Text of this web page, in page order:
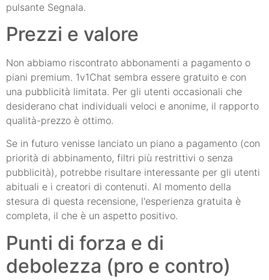
pulsante Segnala.
Prezzi e valore
Non abbiamo riscontrato abbonamenti a pagamento o
piani premium. 1v1Chat sembra essere gratuito e con
una pubblicità limitata. Per gli utenti occasionali che
desiderano chat individuali veloci e anonime, il rapporto
qualità-prezzo è ottimo.
Se in futuro venisse lanciato un piano a pagamento (con
priorità di abbinamento, filtri più restrittivi o senza
pubblicità), potrebbe risultare interessante per gli utenti
abituali e i creatori di contenuti. Al momento della
stesura di questa recensione, l'esperienza gratuita è
completa, il che è un aspetto positivo.
Punti di forza e di
debolezza (pro e contro)